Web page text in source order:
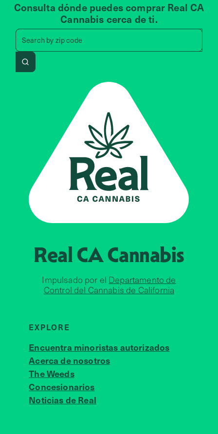
Consulta dónde puedes comprar Real CA
Cannabis cerca de ti.
Search byzip code
Search by zip code, address,
Search
Real CACannabis
Impulsado por el Departamento de
Control del Cannabis de California
EXPLORE
Encuentra minoristas autorizados
Acerca de nosotros
The Weeds
Concesionarios
Noticias de Real